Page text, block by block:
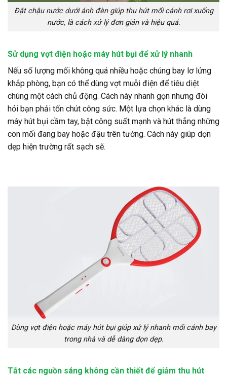
Đặt chậu nước dưới ánh đèn giúp thu hút mối cánh rơi xuống
nước, là cách xử lý đơn giản và hiệu quả.
Sử dụng vợt điện hoặc máy hút bụi để xử lý nhanh
Nếu số lượng mối không quá nhiều hoặc chúng bay lơ lửng
khắp phòng, bạn có thể dùng vợt muỗi điện để tiêu diệt
chúng một cách chủ động. Cách này nhanh gọn nhưng đòi
hỏi bạn phải tốn chút công sức. Một lựa chọn khác là dùng
máy hút bụi cầm tay, bật công suất mạnh và hút thẳng những
con mối đang bay hoặc đậu trên tường. Cách này giúp dọn
dẹp hiện trường rất sạch sẽ.
Dùng vợt điện hoặc máy hút bụi giúp xử lý nhanh mối cánh bay
trong nhà và dễ dàng dọn dẹp.
Tắt các nguồn sáng không cần thiết để giảm thu hút